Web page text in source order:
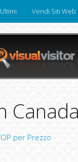
Ultimi Vendi Siti Web
per Prezzo